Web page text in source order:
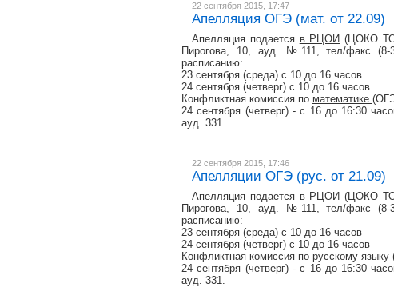
22 сентября 2015, 17:47
Апелляция ОГЭ (мат. от 22.09)
Апелляция подается в РЦОИ (ЦОКО
Пирогова, 10, ауд. №111, тел/факс (8-
расписанию:
23 сентября (среда) с 10 до 16 часов
24 сентября (четверг) с 10 до 16 часов
Конфликтная комиссия по математике
24 сентября (четверг) - с 16 до 16:30
ауд. 331.
22 сентября 2015, 17:46
Апелляции ОГЭ (рус. от 21.09)
Апелляция подается в РЦОИ (ЦОКО
Пирогова, 10, ауд. №111, тел/факс (8-
расписанию:
23 сентября (среда) с 10 до 16 часов
24 сентября (четверг) с 10 до 16 часов
Конфликтная комиссия по русскому языку
24 сентября (четверг) - с 16 до 16:30
ауд. 331.